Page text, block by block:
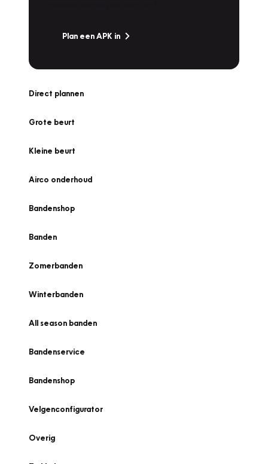
Plan een APK in
Direct plannen
Grote beurt
Kleine beurt
Airco onderhoud
Bandenshop
Banden
Zomerbanden
Winterbanden
All season banden
Bandenservice
Bandenshop
Velgenconfigurator
Overig